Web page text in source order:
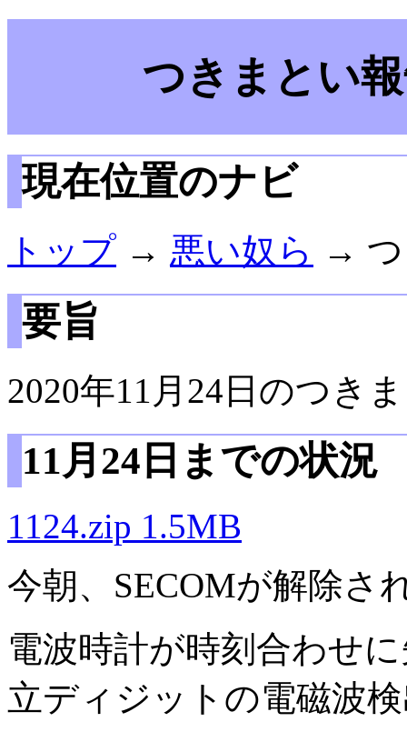
つきまとい
現在位置のナビ
トップ → 悪い奴ら → つ
要旨
2020年11月24日のつき
11月24日までの状況
1124.zip 1.5MB
今朝、SECOMが解除さ
電波時計が時刻合わせ
立ディジットの電磁波